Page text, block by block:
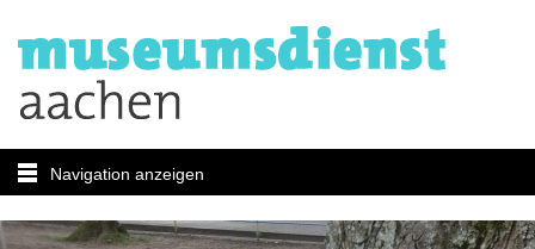
Navigation anzeigen